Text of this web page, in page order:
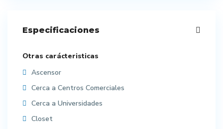
Especificaciones
Otras carácteristicas
Ascensor
Cerca a Centros Comerciales
Cerca a Universidades
Closet